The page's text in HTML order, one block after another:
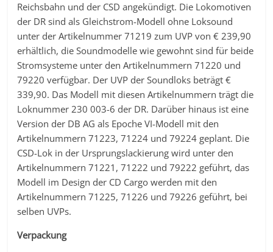
Reichsbahn und der CSD angekündigt. Die Lokomotiven
der DR sind als Gleichstrom-Modell ohne Loksound
unter der Artikelnummer 71219 zum UVP von € 239,90
erhältlich, die Soundmodelle wie gewohnt sind für beide
Stromsysteme unter den Artikelnummern 71220 und
79220 verfügbar. Der UVP der Soundloks beträgt €
339,90. Das Modell mit diesen Artikelnummern trägt die
Loknummer 230 003-6 der DR. Darüber hinaus ist eine
Version der DB AG als Epoche VI-Modell mit den
Artikelnummern 71223, 71224 und 79224 geplant. Die
CSD-Lok in der Ursprungslackierung wird unter den
Artikelnummern 71221, 71222 und 79222 geführt, das
Modell im Design der CD Cargo werden mit den
Artikelnummern 71225, 71226 und 79226 geführt, bei
selben UVPs.
Verpackung